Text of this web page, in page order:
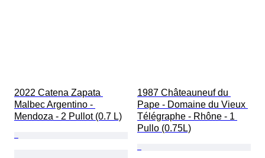
2022 Catena Zapata
Malbec Argentino -
Mendoza - 2 Pullot (0.7 L)
1987 Châteauneuf du
Pape - Domaine du Vieux
Télégraphe - Rhône - 1
Pullo (0.75L)